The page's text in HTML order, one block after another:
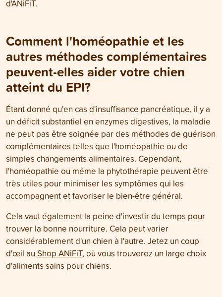
d'ANiFiT.
Comment l'homéopathie et les
autres méthodes complémentaires
peuvent-elles aider votre chien
atteint du EPI?
Étant donné qu'en cas d'insuffisance pancréatique, il y a
un déficit substantiel en enzymes digestives, la maladie
ne peut pas être soignée par des méthodes de guérison
complémentaires telles que l'homéopathie ou de
simples changements alimentaires. Cependant,
l'homéopathie ou même la phytothérapie peuvent être
très utiles pour minimiser les symptômes qui les
accompagnent et favoriser le bien-être général.
Cela vaut également la peine d'investir du temps pour
trouver la bonne nourriture. Cela peut varier
considérablement d'un chien à l'autre. Jetez un coup
d'œil au Shop ANiFiT, où vous trouverez un large choix
d'aliments sains pour chiens.